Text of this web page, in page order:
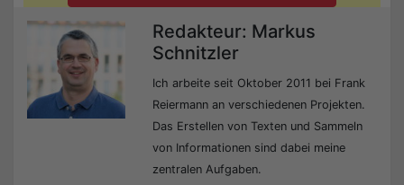
Redakteur: Markus
Schnitzler
Ich arbeite seit Oktober 2011 bei Frank
Reiermann an verschiedenen Projekten.
Das Erstellen von Texten und Sammeln
von Informationen sind dabei meine
zentralen Aufgaben.